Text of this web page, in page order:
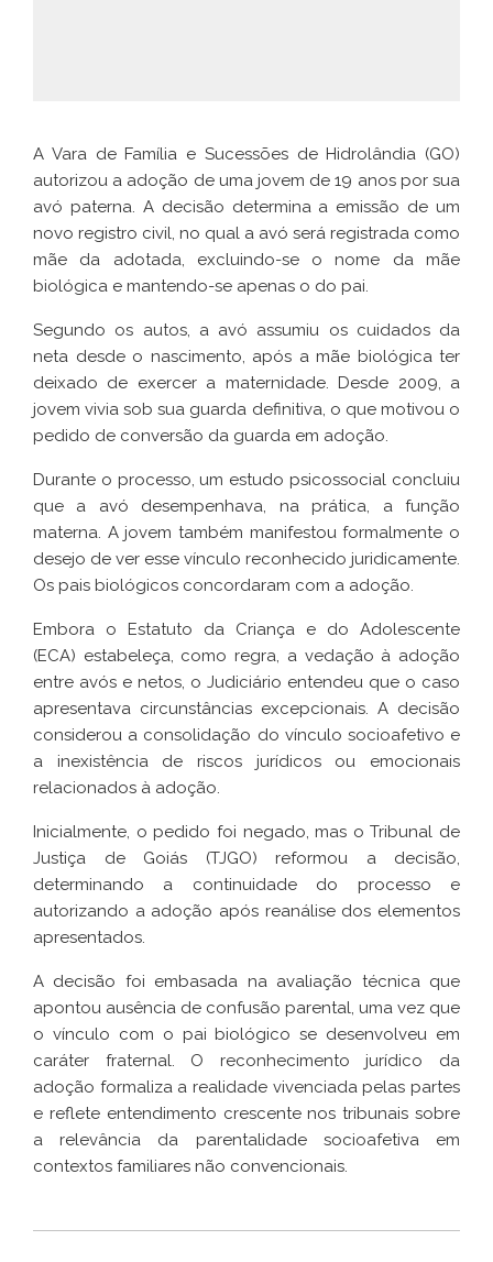
A Vara de Família e Sucessões de Hidrolândia (GO)
autorizou a adoção de uma jovem de 19 anos por sua
avó paterna. A decisão determina a emissão de um
novo registro civil, no qual a avó será registrada como
mãe da adotada, excluindo-se o nome da mãe
biológica e mantendo-se apenas o do pai.
Segundo os autos, a avó assumiu os cuidados da
neta desde o nascimento, após a mãe biológica ter
deixado de exercer a maternidade. Desde 2009, a
jovem vivia sob sua guarda definitiva, o que motivou o
pedido de conversão da guarda em adoção.
Durante o processo, um estudo psicossocial concluiu
que a avó desempenhava, na prática, a função
materna. A jovem também manifestou formalmente o
desejo de ver esse vínculo reconhecido juridicamente.
Os pais biológicos concordaram com a adoção.
Embora o Estatuto da Criança e do Adolescente
(ECA) estabeleça, como regra, a vedação à adoção
entre avós e netos, o Judiciário entendeu que o caso
apresentava circunstâncias excepcionais. A decisão
considerou a consolidação do vínculo socioafetivo e
a inexistência de riscos jurídicos ou emocionais
relacionados à adoção.
Inicialmente, o pedido foi negado, mas o Tribunal de
Justiça de Goiás (TJGO) reformou a decisão,
determinando a continuidade do processo e
autorizando a adoção após reanálise dos elementos
apresentados.
A decisão foi embasada na avaliação técnica que
apontou ausência de confusão parental, uma vez que
o vínculo com o pai biológico se desenvolveu em
caráter fraternal. O reconhecimento jurídico da
adoção formaliza a realidade vivenciada pelas partes
e reflete entendimento crescente nos tribunais sobre
a relevância da parentalidade socioafetiva em
contextos familiares não convencionais.